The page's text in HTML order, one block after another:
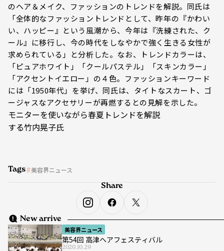
のヘア＆メイク、ファッションのトレンドを解説。同氏は
「全体的なファッショントレンドとして、昨年の『かわい
い、ハッピー』という風潮から、今年は『洗練された、ク
ール』に移行し、今の時代をしなやかで強く生きる女性が
求められている」と分析した。なお、トレンドカラーは、
「ピュアホワイト」「クールパステル」「スキンカラー」
「アクセントイエロー」の４色。ファッションキーワード
には「1950年代」を挙げ、同氏は、タイトなスカート、ゴ
ージャスなアクセサリーが再燃するとの見解を示した。
モニターを使いながら春夏トレンドを解説
する竹内晃子氏
Tags 美容界ニュース
New arrive
美容界ニュース
第54回 高津ヘアフェスティバル
2020.10.29
Share